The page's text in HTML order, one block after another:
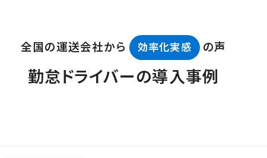
全国の運送会社から 効率化実感 の声
勤怠ドライバーの導入事例